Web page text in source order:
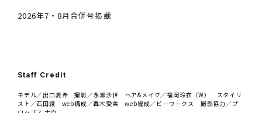
2026年7・8月合併号掲載
Staff Credit
モデル／出口夏希 撮影／永瀬沙世 ヘア&メイク／福岡玲衣（W） スタイリ
スト／石田綾 web構成／轟木愛美 web編成／ビーワークス 撮影協力／プ